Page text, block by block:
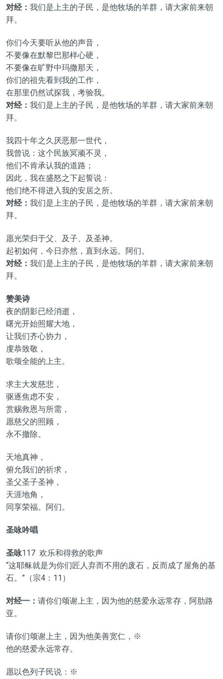
对经： 我们是上主的子民，是他牧场的羊群，请大家前来朝
拜。
你们今天要听从他的声音，
不要像在默黎巴那样心硬，
不要像在旷野中玛撒那天，
你们的祖先看到我的工作，
在那里仍然试探我，考验我。
对经： 我们是上主的子民，是他牧场的羊群，请大家前来朝
拜。
我四十年之久厌恶那一世代，
我曾说：这个民族冥顽不灵，
他们不肯承认我的道路；
因此，我在盛怒之下起誓说：
他们绝不得进入我的安居之所。
对经： 我们是上主的子民，是他牧场的羊群，请大家前来朝
拜。
愿光荣归于父、及子、及圣神。
起初如何，今日亦然，直到永远。阿们。
对经： 我们是上主的子民，是他牧场的羊群，请大家前来朝
拜。
赞美诗
夜的阴影已经消逝，
曙光开始照耀大地，
让我们齐心协力，
虔恭致敬，
歌颂全能的上主。
求主大发慈悲，
驱逐焦虑不安，
赏赐救恩与所需，
愿慈父的照顾，
永不撤除。
天地真神，
俯允我们的祈求，
圣父圣子圣神，
天涯地角，
同享荣福。阿们。
圣咏吟唱
圣咏117 欢乐和得救的歌声
“这耶稣就是为你们匠人弃而不用的废石，反而成了屋角的基
石。”（宗4：11）
对经一： 请你们颂谢上主，因为他的慈爱永远常存，阿肋路
亚。
请你们颂谢上主，因为他美善宽仁，※
他的慈爱永远常存。
愿以色列子民说：※